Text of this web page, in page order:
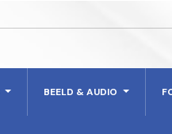
BEELD & AUDIO